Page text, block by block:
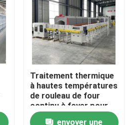
Traitement thermique
à hautes températures
de rouleau de four
continu à foyer pour
Debinding et
envoyer une